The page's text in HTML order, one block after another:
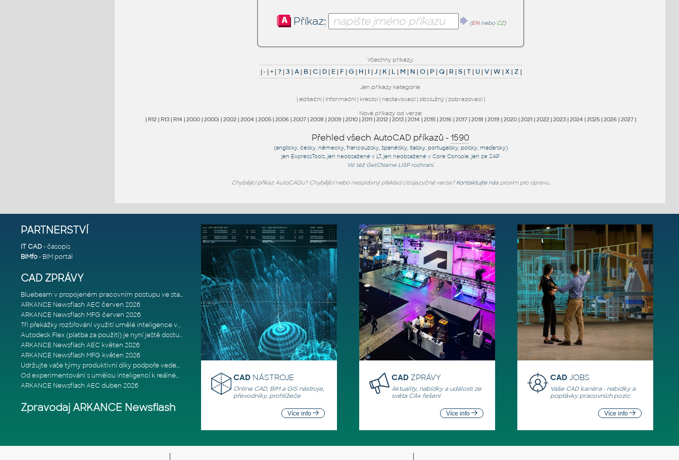
Příkaz: (ENnebo CZ)
Všechny příkazy:
|- |+|?|3 |A| B|C| D| E| F |G| H| I |J | K| L | M | N |O| P |Q| R |S|T| U|V|W|X |Z |
Jen příkazy kategorie:
| editační| informační| kreslicí| nastavovací| obslužný| zobrazovací|
Nové příkazy od verze:
| R12| R13| R14| 2000| 2000i | 2002| 2004| 2005| 2006| 2007| 2008 | 2009| 2010| 2011| 2012| 2013| 2014| 2015| 2016| 2017| 2018 | 2019| 2020| 2021| 2022| 2023| 2024| 2025| 2026| 2027|
Přehled všech AutoCAD příkazů - 1590
(anglicky, česky, německy, francouzsky, španělsky, italsky, portugalsky, polsky, maďarsky)
jen ExpressTools, jenneobsažené v LT, jenneobsažené v Core Console, jenze SAP
Viz též GetCName LISP rozhraní.
Chybějící příkaz AutoCADu? Chybějící nebo nesprávný překlad cizojazyčné verze? Kontaktujte násprosím pro opravu.
PARTNERSTVÍ
IT CAD- časopis
BIMfo- BIM portál
CAD ZPRÁVY
Bluebeam v propojeném pracovním postupu ve stavebnictví: Proč je int
ARKANCE Newsflash AEC červen 2026
ARKANCE Newsflash MFG červen 2026
Tři překážky rozšiřování využití umělé inteligence ve stavebním prům
Autodesk Flex (platba za použití) je nyní ještě dostupnější
ARKANCE Newsflash AEC květen 2026
ARKANCE Newsflash MFG květen 2026
Udržujte vaše týmy produktivní díky podpoře vedené odborníky
Od experimentování s umělou inteligencí k reálnému dopadu na podniká
ARKANCE Newsflash AEC duben 2026
Zpravodaj ARKANCE Newsflash
CAD NÁSTROJE
Online CAD, BIM a GIS nástroje,
převodníky, prohlížeče
Více info
CAD ZPRÁVY
Aktuality, nabídky a události ze
světa CAx řešení
Více info
CADJOBS
Vaše CAD kariéra - nabídky a
poptávky pracovních pozic
Více info